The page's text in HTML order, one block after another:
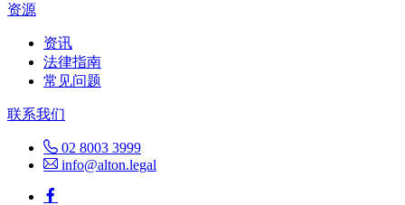
资源
资讯
法律指南
常见问题
联系我们
02 8003 3999
info@alton.legal